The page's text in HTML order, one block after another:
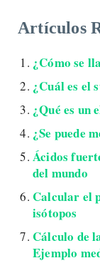
Artículos
¿Cómo se
¿Cuál es el
¿Qué es
¿Se puede
Ácidos
del mundo
Calcular el
isótopos
Cálculo de
Ejemplo